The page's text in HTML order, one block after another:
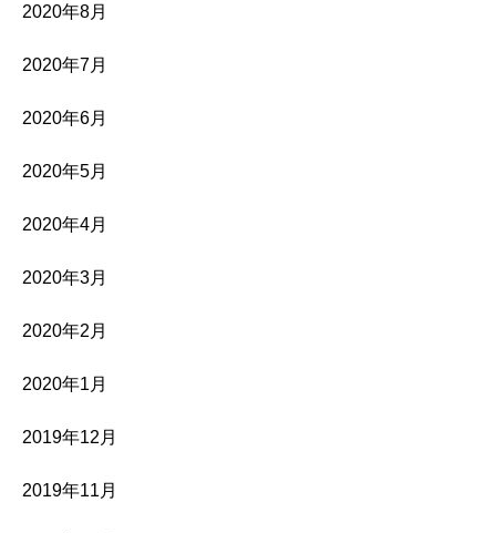
2020年8月
2020年7月
2020年6月
2020年5月
2020年4月
2020年3月
2020年2月
2020年1月
2019年12月
2019年11月